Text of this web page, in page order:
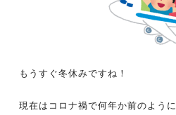
もうすぐ冬休みですね！
現在はコロナ禍で何年か前のように